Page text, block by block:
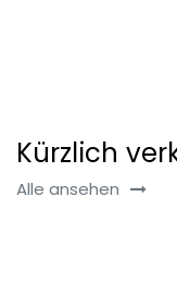
Kürzlich
Alle ansehen